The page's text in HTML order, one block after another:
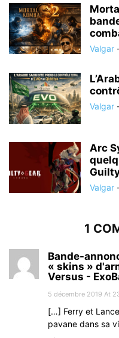
Valgar
Valgar
Arc
Valgar
1
Bande-
« skins »
Versus -
5 décembre 2019 At
[…] Ferry et
pavane dans sa